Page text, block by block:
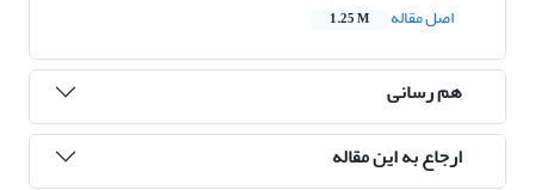
اصل مقاله
1.25 M
هم رسانی
ارجاع به این مقاله